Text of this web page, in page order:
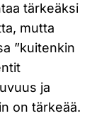
tärkeäksi
mutta
”kuitenkin
ja
on tärkeää.